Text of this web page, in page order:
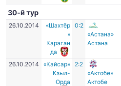
30-й тур
26.10.2014
«Шахтёр
»
Караган
да
0:2
«Астана»
Астана
26.10.2014
«Кайсар»
Кзыл-
Орда
2:2
«Актобе»
Актобе